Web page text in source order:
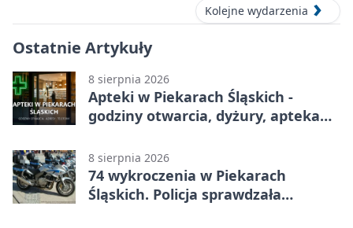
Kolejne wydarzenia
Ostatnie Artykuły
8 sierpnia 2026
Apteki w Piekarach Śląskich -
godziny otwarcia, dyżury, apteka
8 sierpnia 2026
74 wykroczenia w Piekarach
Śląskich. Policja sprawdzała